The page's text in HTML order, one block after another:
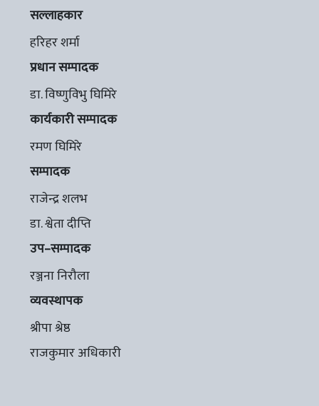
सल्लाहकार
हरिहर शर्मा
प्रधान सम्पादक
डा. विष्णुविभु घिमिरे
कार्यकारी सम्पादक
रमण घिमिरे
सम्पादक
राजेन्द्र शलभ
डा. श्वेता दीप्ति
उप–सम्पादक
रञ्जना निरौला
व्यवस्थापक
श्रीपा श्रेष्ठ
राजकुमार अधिकारी